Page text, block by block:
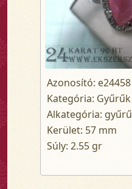
Azonosító: e24458
Kategória: Gyűrűk
Alkategória: gyűrű
Kerület: 57 mm
Súly: 2.55 gr